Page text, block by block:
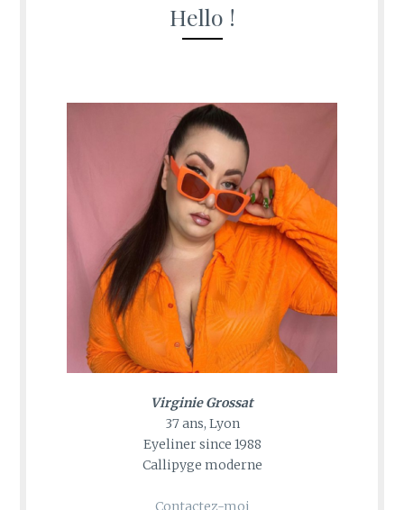
Hello !
Virginie Grossat
37 ans, Lyon
Eyeliner since 1988
Callipyge moderne
Contactez-moi